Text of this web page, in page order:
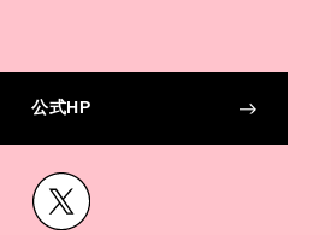
公式HP